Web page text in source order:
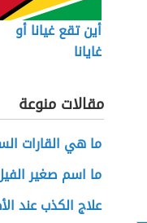
أين تقع غيانا أو
غايانا
مقالات منوعة
ما هي القارات
ما اسم صغير
علاج الكذب عند